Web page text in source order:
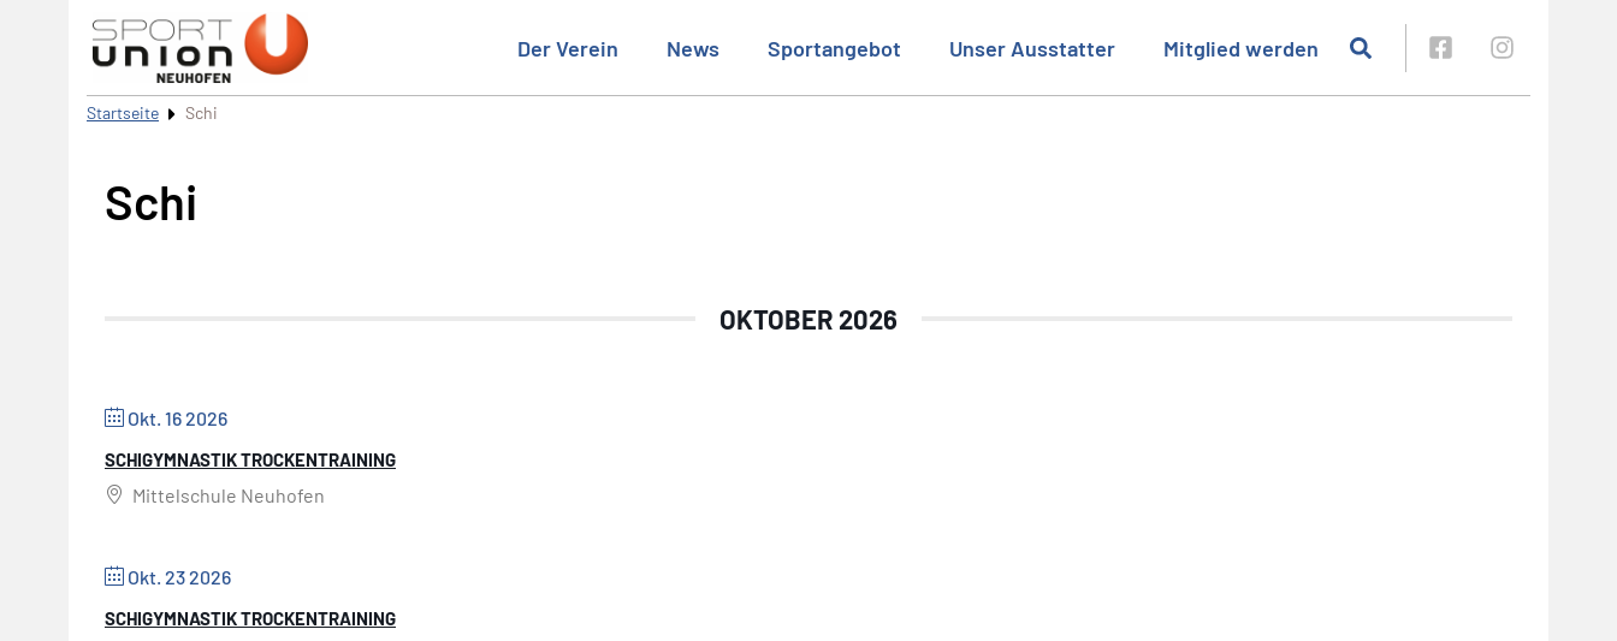
Der Verein News Sportangebot Unser Ausstatter Mitglied werden
Startseite Schi
Schi
OKTOBER 2026
Okt. 16 2026
SCHIGYMNASTIK TROCKENTRAINING
Mittelschule Neuhofen
Okt. 23 2026
SCHIGYMNASTIK TROCKENTRAINING